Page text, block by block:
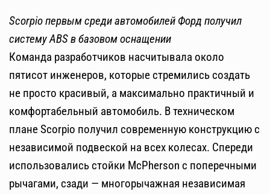
Scorpio первым среди автомобилей Форд получил
систему ABS в базовом оснащении
Команда разработчиков насчитывала около
пятисот инженеров, которые стремились создать
не просто красивый, а максимально практичный и
комфортабельный автомобиль. В техническом
плане Scorpio получил современную конструкцию с
независимой подвеской на всех колесах. Спереди
использовались стойки McPherson с поперечными
рычагами, сзади — многорычажная независимая